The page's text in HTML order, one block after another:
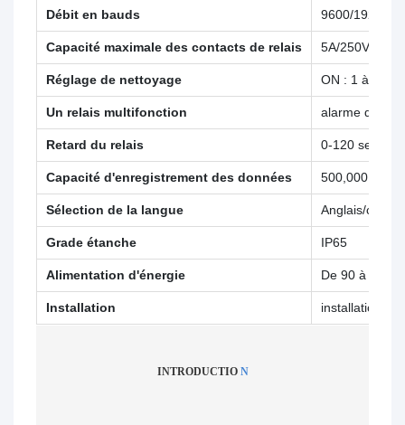
Débit en bauds 9600/19200/
Capacité maximale des contacts de relais 5A/
Réglage de nettoyage ON : 1 à 1
Un relais multifonction alarme de
Retard du relais 0-120
Capacité d'enregistrement des données 500,000
Sélection de la langue Anglais/
Grade étanche IP65
Alimentation d'énergie De 90 à 260
Installation installation
INTRODUCTIO N